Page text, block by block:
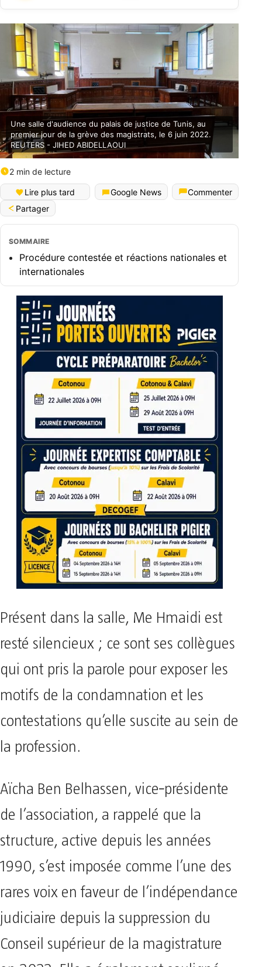
Une salle d'audience du palais de justice de Tunis, au
premier jour de la grève des magistrats, le 6 juin 2022.
REUTERS - JIHED ABIDELLAOUI
2 min de lecture
Lire plus tard Google News
Commenter
Partager
SOMMAIRE
Procédure contestée et réactions nationales et
internationales
Présent dans la salle, Me Hmaidi est
resté silencieux ; ce sont ses collègues
qui ont pris la parole pour exposer les
motifs de la condamnation et les
contestations qu’elle suscite au sein de
la profession.
Aïcha Ben Belhassen, vice‑présidente
de l’association, a rappelé que la
structure, active depuis les années
1990, s’est imposée comme l’une des
rares voix en faveur de l’indépendance
judiciaire depuis la suppression du
Conseil supérieur de la magistrature